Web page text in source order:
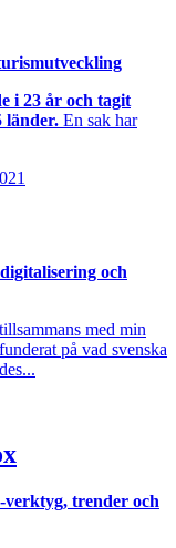
i 23 år och tagit
länder. En sak har
och
med min
på vad svenska
trender och